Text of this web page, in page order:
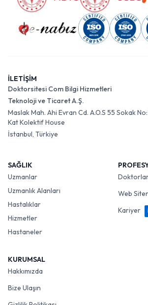
İLETİŞİM
Doktorsitesi Com Bilgi Hizmetleri
Teknoloji ve Ticaret A.Ş.
Maslak Mah. Ahi Evran Cd. A.O.S 55 Sokak
Kat Kolektif House
İstanbul, Türkiye
SAĞLIK
Uzmanlar
Uzmanlık Alanları
Hastalıklar
Hizmetler
Hastaneler
Web
Kariyer
KURUMSAL
Hakkımızda
Bize Ulaşın